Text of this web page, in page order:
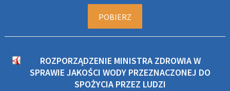
POBIERZ
ROZPORZĄDZENIE MINISTRA ZDROWIA W
SPRAWIE JAKOŚCI WODY PRZEZNACZONEJ DO
SPOŻYCIA PRZEZ LUDZI